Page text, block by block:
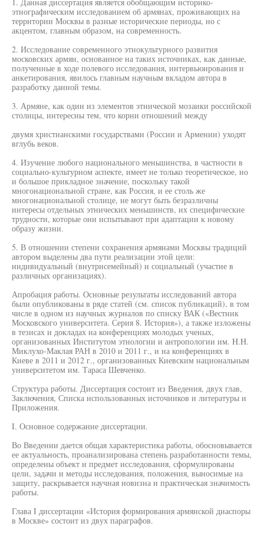
этнографическим исследованием об армянах, проживающих на
территории Москвы в разные исторические периоды, но с
акцентом, главным образом, на современность.
2. Исследование современного этнокультурного развития
московских армян, основанное на таких источниках, как данные,
полученные в ходе полевого исследования, интервьюирования и
анкетирования, явилось главным научным вкладом автора в
разработку данной темы.
3. Армяне, как один из элементов этнической мозаики российской
столицы, интересны тем, что корни отношений между
двумя христианскими государствами (России и Армении) уходят
вглубь веков.
4. Изучение любого национального меньшинства, в частности в
социально-культурном аспекте, имеет не только теоретическое, но
и большое прикладное значение, поскольку такой
многонациональной стране, как Россия, и ее столь же
многонациональной столице, не могут быть безразличны
интересы отдельных этнических меньшинств, их специфические
трудности, которые они испытывают при адаптации к новому
образу жизни.
5. В отношении степени сохранения армянами Москвы традиций
автором выделены два пути реализации этой цели:
индивидуальный (внутрисемейный) и социальный (участие в
различных организациях).
Апробация работы. Основные результаты исследований автора
были опубликованы в ряде статей (см. список публикаций), в том
числе в одном из научных журналов по списку ВАК («Вестник
Московского университета. Серия 8. История»), а также изложены
в тезисах и докладах на конференциях молодых ученых,
организованных Институтом этнологии и антропологии им. H.H.
Миклухо-Маклая РАН в 2010 и 2011 г., и на конференциях в
Киеве в 2011 и 2012 г., организованных Киевским национальным
университетом им. Тараса Шевченко.
Структура работы. Диссертация состоит из Введения, двух глав,
Заключения, Списка использованных источников и литературы и
Приложения.
I. Основное содержание диссертации.
Во Введении дается общая характеристика работы, обосновывается
ее актуальность, проанализирована степень разработанности темы,
определены объект и предмет исследования, сформулированы
цели, задачи и методы исследования, положения, выносимые на
защиту, раскрывается научная новизна и практическая значимость
работы.
Глава I диссертации «История формирования армянской диаспоры
в Москве» состоит из двух параграфов.